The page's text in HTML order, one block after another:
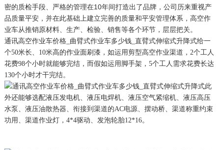
密的质检手段、严格的管理在10年间打造出了品牌，公司历来重视产
品质量平安，并在此基础上建立完善的质量和平安管理体系，高空作
业车从推销原材料、生产、检验、销售等各个环节，层层把关。
通讯高空作业车价格_曲臂式作业车多少钱_直臂式伸缩式升降式给一
个50米长、10米高的作业面刷漆，如运用剪型高空作业渠道，2个工人
花费98个小时就能够完结，而假如运用脚手架，5个工人需求花费长达
130个小时才干完结。